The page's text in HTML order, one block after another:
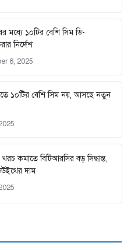
মধ্যে ১০টির বেশি সিম ডি-
নির্দেশ
6, 2025
১০টির বেশি সিম নয়, আসছে নতুন
খরচ কমাতে বিটিআরসির বড় সিদ্ধান্ত,
দাম